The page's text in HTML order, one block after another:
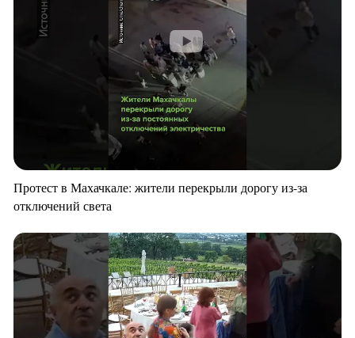
Протест в Махачкале: жители перекрыли дорогу из-за
отключений света